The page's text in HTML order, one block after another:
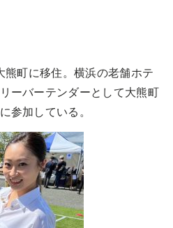
町に移住。横浜の老舗ホテ
ーバーテンダーとして大熊町
参加している。